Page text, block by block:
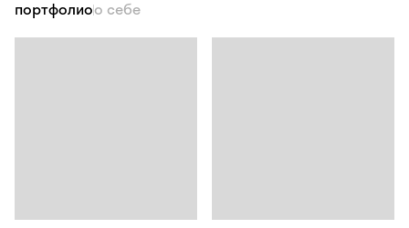
портфолиоо себе